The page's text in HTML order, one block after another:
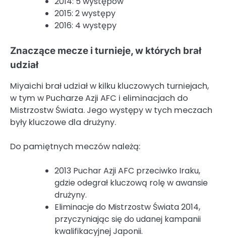
2015: 2 występy
2016: 4 występy
Znaczące mecze i turnieje, w których brał
udział
Miyaichi brał udział w kilku kluczowych turniejach,
w tym w Pucharze Azji AFC i eliminacjach do
Mistrzostw Świata. Jego występy w tych meczach
były kluczowe dla drużyny.
Do pamiętnych meczów należą:
2013 Puchar Azji AFC przeciwko Iraku,
gdzie odegrał kluczową rolę w awansie
drużyny.
Eliminacje do Mistrzostw Świata 2014,
przyczyniając się do udanej kampanii
kwalifikacyjnej Japonii.